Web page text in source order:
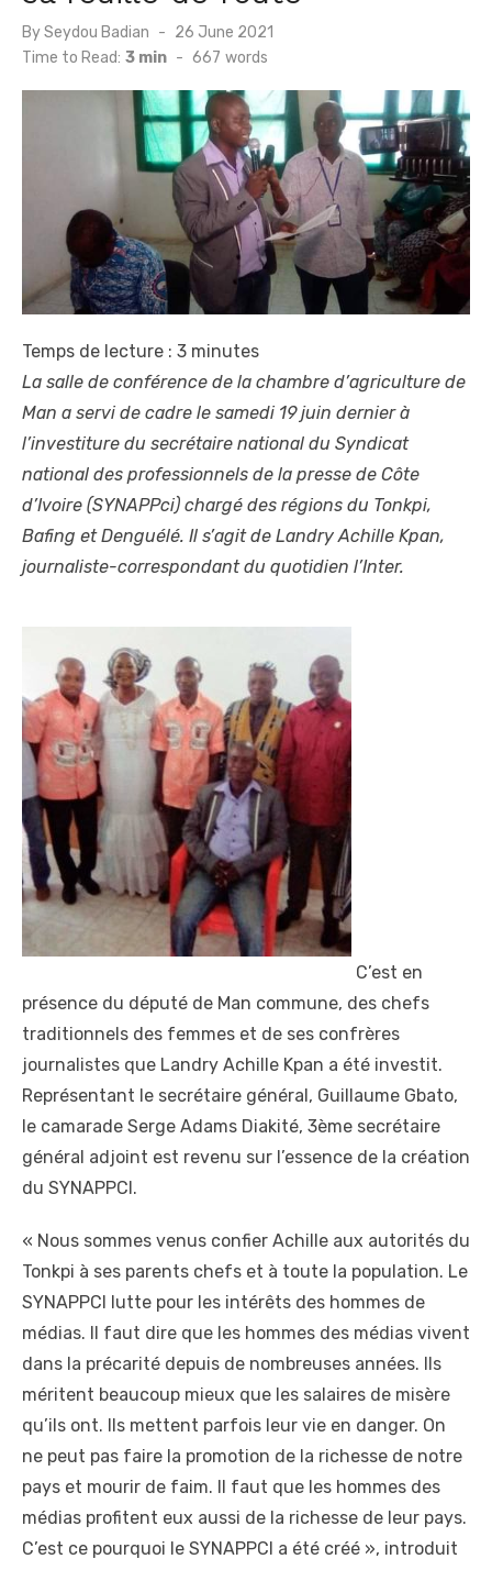
BySeydou Badian
Posted
26 June 2021
Time to Read: 3 min - 667 words
Temps de lecture : 3 minutes
La salle de conférence de la chambre d’agriculture de
Man a servi de cadre le samedi 19 juin dernier à
l’investiture du secrétaire national du Syndicat
national des professionnels de la presse de Côte
d’Ivoire (SYNAPPci) chargé des régions du Tonkpi,
Bafing et Denguélé. Il s’agit de Landry Achille Kpan,
journaliste-correspondant du quotidien l’Inter.
C’est en
présence du député de Man commune, des chefs
traditionnels des femmes et de ses confrères
journalistes que Landry Achille Kpan a été investit.
Représentant le secrétaire général, Guillaume Gbato,
le camarade Serge Adams Diakité, 3ème secrétaire
général adjoint est revenu sur l’essence de la création
du SYNAPPCI.
« Nous sommes venus confier Achille aux autorités du
Tonkpi à ses parents chefs et à toute la population. Le
SYNAPPCI lutte pour les intérêts des hommes de
médias. Il faut dire que les hommes des médias vivent
dans la précarité depuis de nombreuses années. Ils
méritent beaucoup mieux que les salaires de misère
qu’ils ont. Ils mettent parfois leur vie en danger. On
ne peut pas faire la promotion de la richesse de notre
pays et mourir de faim. Il faut que les hommes des
médias profitent eux aussi de la richesse de leur pays.
C’est ce pourquoi le SYNAPPCI a été créé », introduit